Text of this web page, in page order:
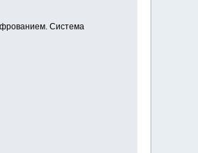
Система